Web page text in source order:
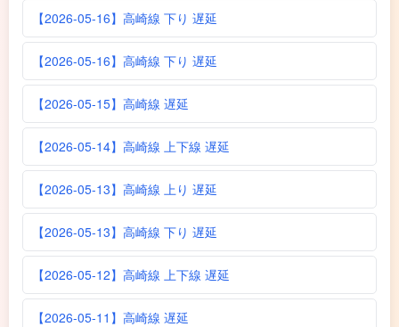
【2026-05-16】高崎線 下り 遅延
【2026-05-16】高崎線 下り 遅延
【2026-05-15】高崎線 遅延
【2026-05-14】高崎線 上下線 遅延
【2026-05-13】高崎線 上り 遅延
【2026-05-13】高崎線 下り 遅延
【2026-05-12】高崎線 上下線 遅延
【2026-05-11】高崎線 遅延